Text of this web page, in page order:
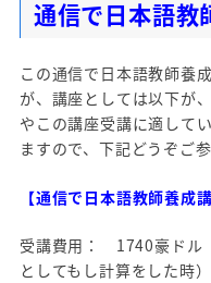
通信で日本語
この通信で日本語教師養
が、講座としては以下が
やこの講座受講に適して
ますので、下記どうぞご
【通信で日本語教師養成
受講費用： 1740豪ドル
としてもし計算をした時）